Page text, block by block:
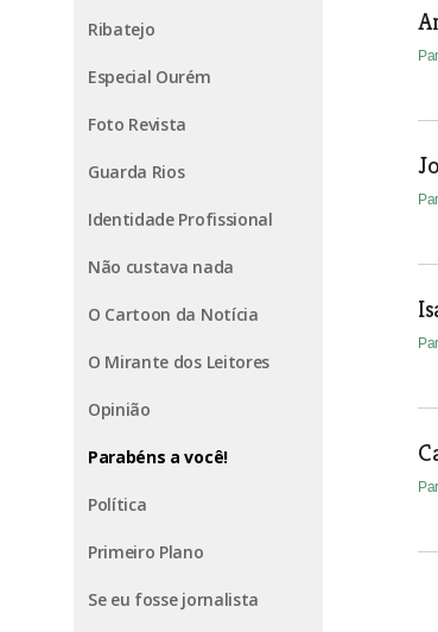
Ribatejo
Especial Ourém
Foto Revista
Guarda Rios
Identidade Profissional
Não custava nada
O Cartoon da Notícia
O Mirante dos Leitores
Opinião
Parabéns a você!
Política
Primeiro Plano
Se eu fosse jornalista